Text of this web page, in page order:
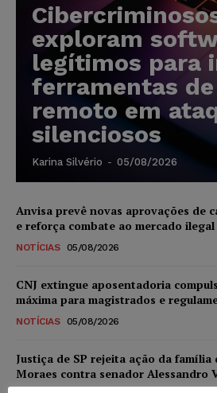
exploram
legítimos para
ferramentas de
remoto em
silenciosos
Karina Silvério - 05/08/2026
Anvisa prevê novas aprovações de
e reforça combate ao mercado ilegal
NOTÍCIAS 05/08/2026
CNJ extingue aposentadoria
máxima para magistrados e
NOTÍCIAS 05/08/2026
Justiça de SP rejeita ação da família
Moraes contra senador Alessandro